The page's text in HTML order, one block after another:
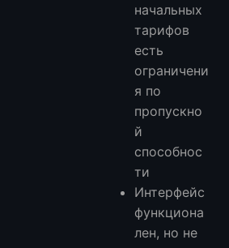
начальных
тарифов
есть
ограничени
я по
пропускно
й
способнос
ти
Интерфейс
функциона
лен, но не